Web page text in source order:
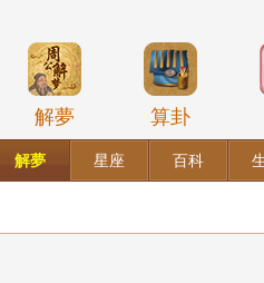
解夢 算卦
解夢 星座 百科